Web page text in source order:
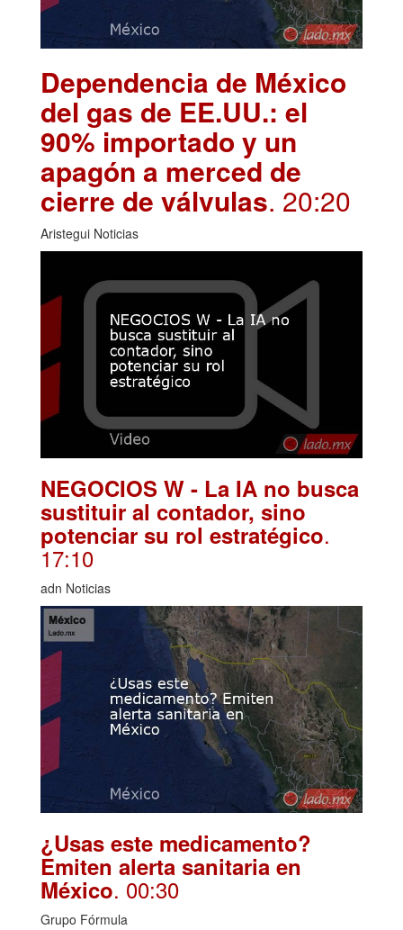
Dependencia de México
del gas de EE.UU.: el
90% importado y un
apagón a merced de
cierre de válvulas. 20:20
Aristegui Noticias
NEGOCIOS W - La IA no busca
sustituir al contador, sino
potenciar su rol estratégico.
17:10
adn Noticias
¿Usas este medicamento?
Emiten alerta sanitaria en
México. 00:30
Grupo Fórmula